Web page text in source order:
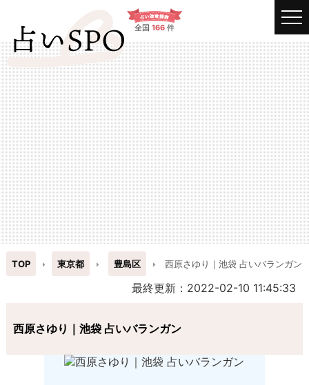
全国 166 件
TOP 東京都 豊島区 西原さゆり｜池袋 占いバランガン
最終更新：2022-02-10 11:45:33
西原さゆり｜池袋 占いバランガン